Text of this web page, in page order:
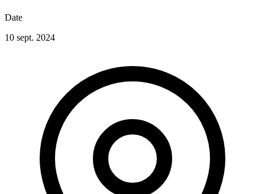
Date
10 sept. 2024